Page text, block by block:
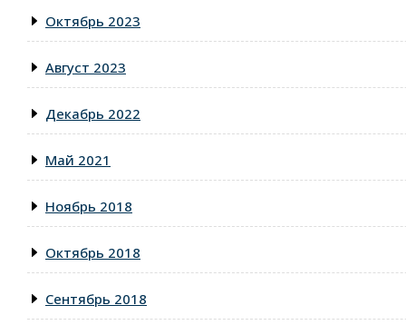
Октябрь 2023
Август 2023
Декабрь 2022
Май 2021
Ноябрь 2018
Октябрь 2018
Сентябрь 2018